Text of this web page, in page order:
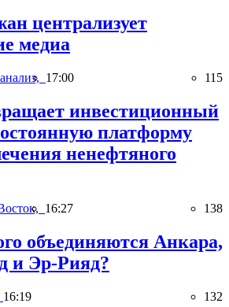
централизует
медиа
17:00 115
инвестиционный
платформу
ненефтяного
16:27 138
объединяются Анкара,
и Эр-Рияд?
16:19 132